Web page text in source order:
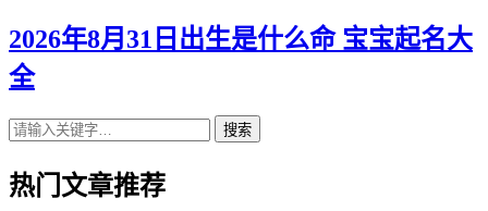
2026年8月31日出生是什么命 宝宝起名大
全
搜索
热门文章推荐